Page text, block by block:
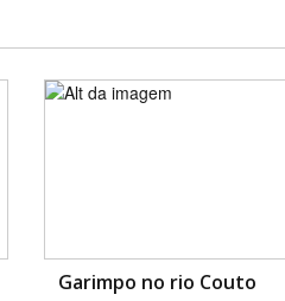
Garimpo no rio Couto